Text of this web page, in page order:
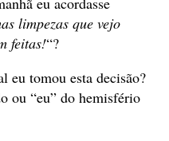
limpezas que vejo
feitas!“?
eu tomou esta decisão?
ou “eu” do hemisfério